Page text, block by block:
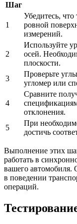
Шаг
1
Убедитесь, что
ровной
измерений.
2
Используйте
осей.
плоскости.
3
Проверьте
угломер или
4
Сравните
отклонения.
5
При
достичь
Выполнение этих
работать в
вашего автомобиля.
в поведении
операций.